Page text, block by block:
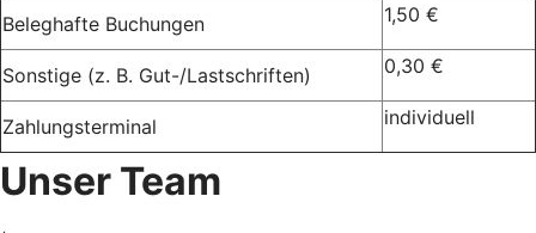
Beleghafte Buchungen 1,50 €
Sonstige (z. B. Gut-/Lastschriften) 0,30 €
Zahlungsterminal individuell
Unser Team